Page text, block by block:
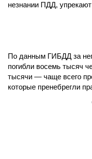
незнании ПДД,
По данным ГИБДД за
погибли восемь тысяч
тысячи — чаще всего
которые пренебрегли